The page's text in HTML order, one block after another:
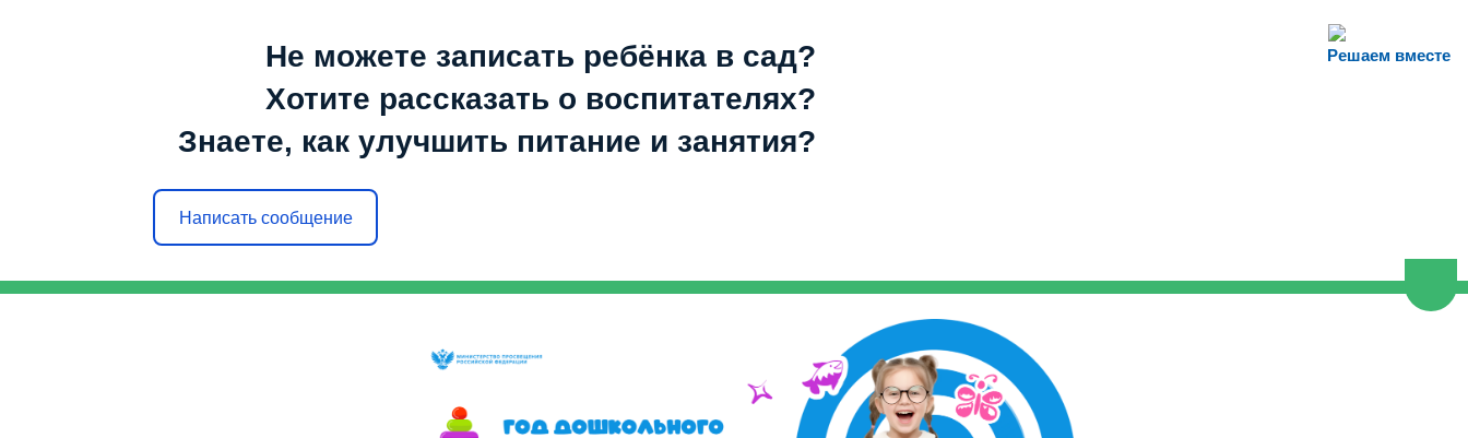
Решаем вместе
Не можете записать ребёнка в сад?
Хотите рассказать о воспитателях?
Знаете, как улучшить питание и занятия?
Написать сообщение